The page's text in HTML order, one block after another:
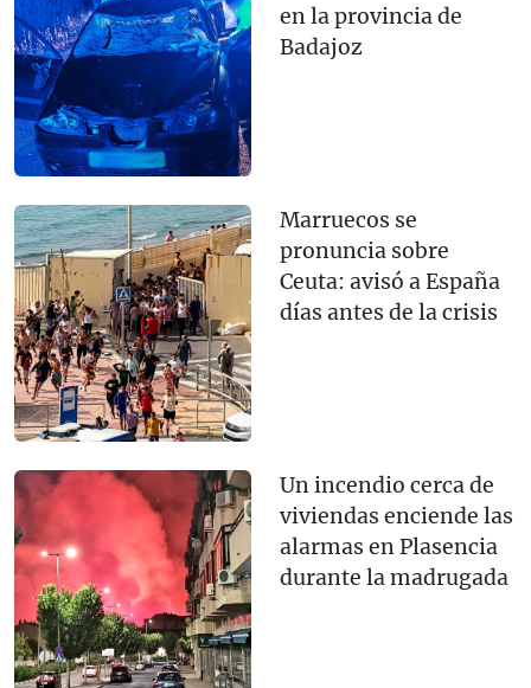
en la provincia de
Badajoz
Marruecos se
pronuncia sobre
Ceuta: avisó a España
días antes de la crisis
Un incendio cerca de
viviendas enciende las
alarmas en Plasencia
durante la madrugada